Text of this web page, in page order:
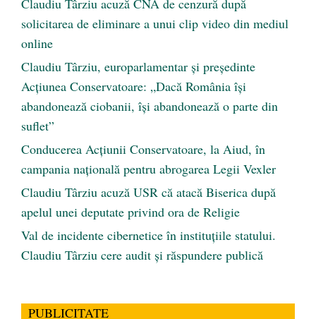
Claudiu Târziu acuză CNA de cenzură după
solicitarea de eliminare a unui clip video din mediul
online
Claudiu Târziu, europarlamentar și președinte
Acțiunea Conservatoare: „Dacă România își
abandonează ciobanii, își abandonează o parte din
suflet”
Conducerea Acțiunii Conservatoare, la Aiud, în
campania națională pentru abrogarea Legii Vexler
Claudiu Târziu acuză USR că atacă Biserica după
apelul unei deputate privind ora de Religie
Val de incidente cibernetice în instituțiile statului.
Claudiu Târziu cere audit și răspundere publică
PUBLICITATE